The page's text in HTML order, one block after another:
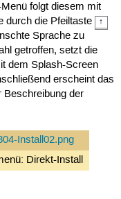
folgt diesem mit
durch die Pfeiltaste
↑
Sprache zu
getroffen, setzt die
dem Splash-Screen
erscheint das
Beschreibung der
Direkt-Install